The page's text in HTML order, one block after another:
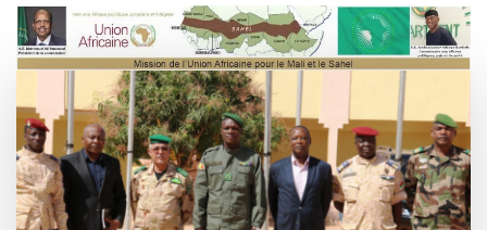
Skip
content